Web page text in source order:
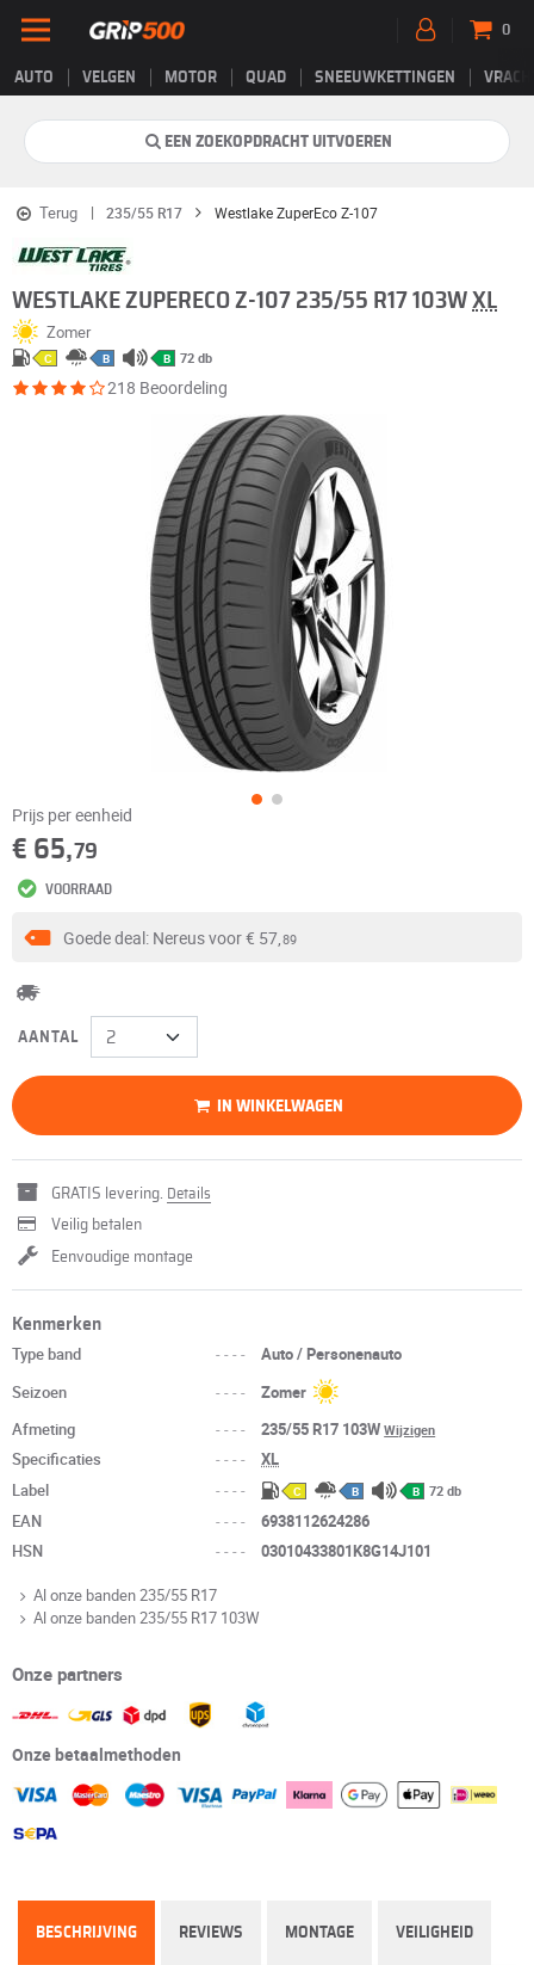
AUTO VELGEN MOTOR QUAD SNEEUWKETTINGEN
0
EEN ZOEKOPDRACHT UITVOEREN
Terug 235/55 R17 Westlake ZuperEco Z-107
WESTLAKE ZUPERECO Z-107 235/55 R17 103W XL
Zomer
C B B 72 db
218 Beoordeling
Prijs per eenheid
€ 65,79
VOORRAAD
Goede deal: Nereus voor€ 57,89
AANTAL
IN WINKELWAGEN
GRATIS levering. Details
Veilig betalen
Eenvoudige montage
Kenmerken
Type band ----
Auto / Personenauto
Seizoen
----
Zomer
Afmeting
---- 235/55 R17 103WWijzigen
Specificaties ----
XL
Label
---- C B B 72 db
EAN ----
6938112624286
HSN
---- 03010433801K8G14J101
Al onze banden 235/55 R17
Al onze banden 235/55 R17 103W
Onze partners
Onze betaalmethoden
BESCHRIJVING REVIEWS MONTAGE VEILIGHEID